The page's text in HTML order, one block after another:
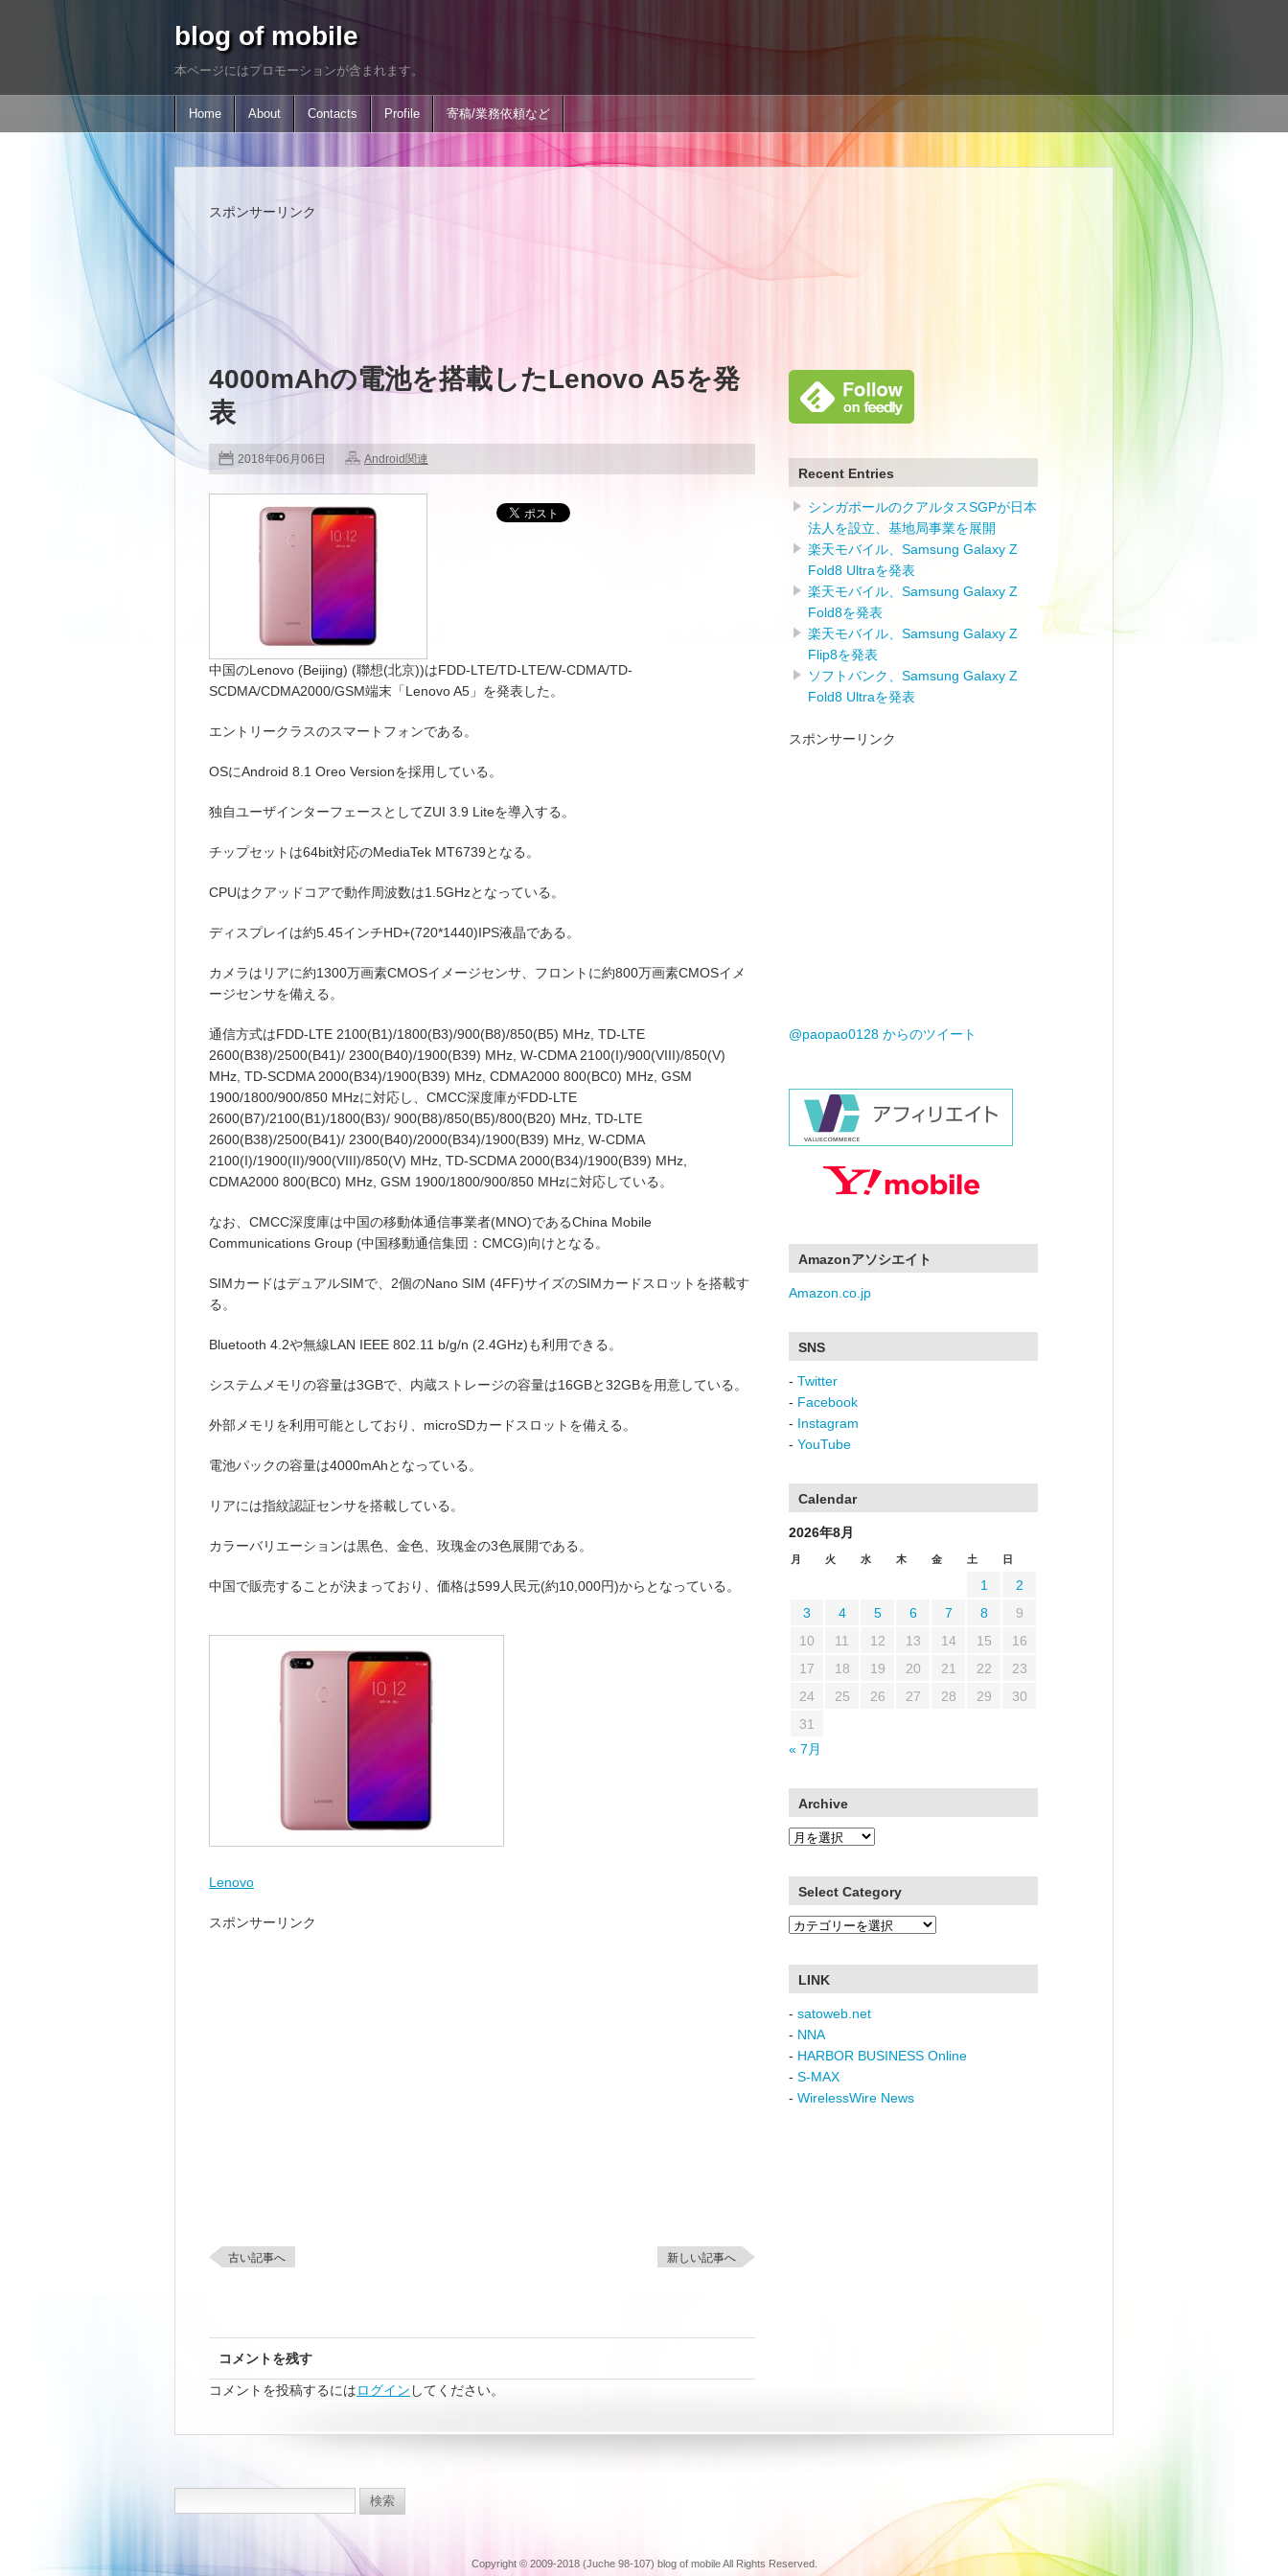
blog of mobile
本ページにはプロモーションが含まれます。
Home About Contacts Profile 寄稿/業務依頼など
スポンサーリンク
4000mAhの電池を搭載したLenovo A5を発
表
2018年06月06日 Android関連
中国のLenovo (Beijing) (聯想(北京))はFDD-LTE/TD-LTE/W-CDMA/TD-
SCDMA/CDMA2000/GSM端末「Lenovo A5」を発表した。
エントリークラスのスマートフォンである。
OSにAndroid 8.1 Oreo Versionを採用している。
独自ユーザインターフェースとしてZUI 3.9 Liteを導入する。
チップセットは64bit対応のMediaTek MT6739となる。
CPUはクアッドコアで動作周波数は1.5GHzとなっている。
ディスプレイは約5.45インチHD+(720*1440)IPS液晶である。
カメラはリアに約1300万画素CMOSイメージセンサ、フロントに約800万画素CMOSイメ
ージセンサを備える。
通信方式はFDD-LTE 2100(B1)/1800(B3)/900(B8)/850(B5) MHz, TD-LTE
2600(B38)/2500(B41)/ 2300(B40)/1900(B39) MHz, W-CDMA 2100(I)/900(VIII)/850(V)
MHz, TD-SCDMA 2000(B34)/1900(B39) MHz, CDMA2000 800(BC0) MHz, GSM
1900/1800/900/850 MHzに対応し、CMCC深度庫がFDD-LTE
2600(B7)/2100(B1)/1800(B3)/ 900(B8)/850(B5)/800(B20) MHz, TD-LTE
2600(B38)/2500(B41)/ 2300(B40)/2000(B34)/1900(B39) MHz, W-CDMA
2100(I)/1900(II)/900(VIII)/850(V) MHz, TD-SCDMA 2000(B34)/1900(B39) MHz,
CDMA2000 800(BC0) MHz, GSM 1900/1800/900/850 MHzに対応している。
なお、CMCC深度庫は中国の移動体通信事業者(MNO)であるChina Mobile
Communications Group (中国移動通信集団：CMCG)向けとなる。
SIMカードはデュアルSIMで、2個のNano SIM (4FF)サイズのSIMカードスロットを搭載す
る。
Bluetooth 4.2や無線LAN IEEE 802.11 b/g/n (2.4GHz)も利用できる。
システムメモリの容量は3GBで、内蔵ストレージの容量は16GBと32GBを用意している。
外部メモリを利用可能としており、microSDカードスロットを備える。
電池パックの容量は4000mAhとなっている。
リアには指紋認証センサを搭載している。
カラーバリエーションは黒色、金色、玫瑰金の3色展開である。
中国で販売することが決まっており、価格は599人民元(約10,000円)からとなっている。
Lenovo
スポンサーリンク
古い記事へ 新しい記事へ
コメントを残す
コメントを投稿するにはログイン してください。
Recent Entries
シンガポールのクアルタスSGPが日本
法人を設立、基地局事業を展開
楽天モバイル、Samsung Galaxy Z
Fold8 Ultraを発表
楽天モバイル、Samsung Galaxy Z
Fold8を発表
楽天モバイル、Samsung Galaxy Z
Flip8を発表
ソフトバンク、Samsung Galaxy Z
Fold8 Ultraを発表
スポンサーリンク
@paopao0128 からのツイート
Amazonアソシエイト
Amazon.co.jp
SNS
- Twitter
- Facebook
- Instagram
- YouTube
Calendar
2026年8月
月 火 水 木 金 土 日
1
2
3
4 5 6 7 8
9
10
11 12 13 14 15
16
17
18 19 20 21 22
23
24
25 26 27 28 29
30
31
« 7月
Archive
Archive
Select Category
Select
LINK
- satoweb.net
- NNA
- HARBOR BUSINESS Online
- S-MAX
- WirelessWire News
索:
Copyright © 2009-2018 (Juche 98-107) blog of mobile All Rights Reserved.